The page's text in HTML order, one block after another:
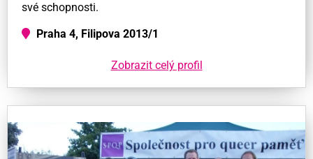
své schopnosti.
Praha 4, Filipova 2013/1
Zobrazit celý profil